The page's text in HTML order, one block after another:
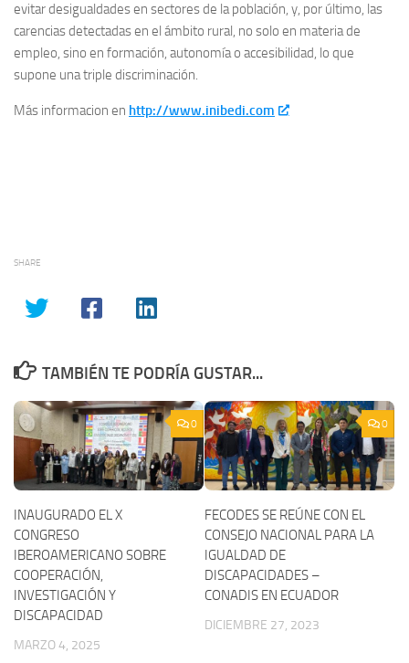
evitar desigualdades en sectores de la población, y, por último, las
carencias detectadas en el ámbito rural, no solo en materia de
empleo, sino en formación, autonomía o accesibilidad, lo que
supone una triple discriminación.
Más informacion en http://www.inibedi.com
SHARE
TAMBIÉN TE PODRÍA GUSTAR...
0
INAUGURADO EL X
CONGRESO
IBEROAMERICANO SOBRE
COOPERACIÓN,
INVESTIGACIÓN Y
DISCAPACIDAD
MARZO 4, 2025
0
FECODES SE REÚNE CON EL
CONSEJO NACIONAL PARA LA
IGUALDAD DE
DISCAPACIDADES –
CONADIS EN ECUADOR
DICIEMBRE 27, 2023